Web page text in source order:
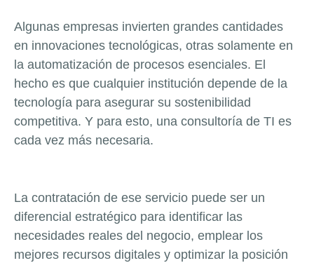
Algunas empresas invierten grandes cantidades
en innovaciones tecnológicas, otras solamente en
la automatización de procesos esenciales. El
hecho es que cualquier institución depende de la
tecnología para asegurar su sostenibilidad
competitiva. Y para esto, una consultoría de TI es
cada vez más necesaria.
La contratación de ese servicio puede ser un
diferencial estratégico para identificar las
necesidades reales del negocio, emplear los
mejores recursos digitales y optimizar la posición